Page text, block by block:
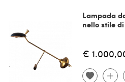
Lampada
nello stile
€